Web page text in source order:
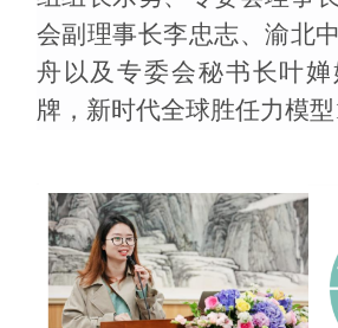
会副理事长李忠志、渝北
舟以及专委会秘书长叶
牌， 新时代全球胜任力模型